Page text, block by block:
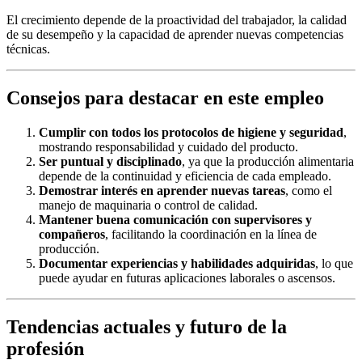
El crecimiento depende de la proactividad del trabajador, la calidad
de su desempeño y la capacidad de aprender nuevas competencias
técnicas.
Consejos para destacar en este empleo
Cumplir con todos los protocolos de higiene y seguridad,
mostrando responsabilidad y cuidado del producto.
Ser puntual y disciplinado, ya que la producción alimentaria
depende de la continuidad y eficiencia de cada empleado.
Demostrar interés en aprender nuevas tareas, como el
manejo de maquinaria o control de calidad.
Mantener buena comunicación con supervisores y
compañeros, facilitando la coordinación en la línea de
producción.
Documentar experiencias y habilidades adquiridas, lo que
puede ayudar en futuras aplicaciones laborales o ascensos.
Tendencias actuales y futuro de la
profesión